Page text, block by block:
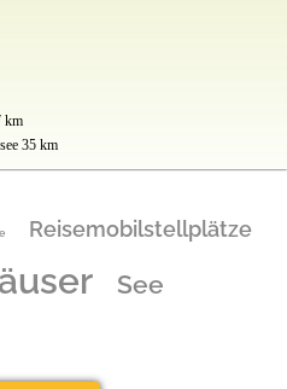
km
35 km
Reisemobilstellplätze
See